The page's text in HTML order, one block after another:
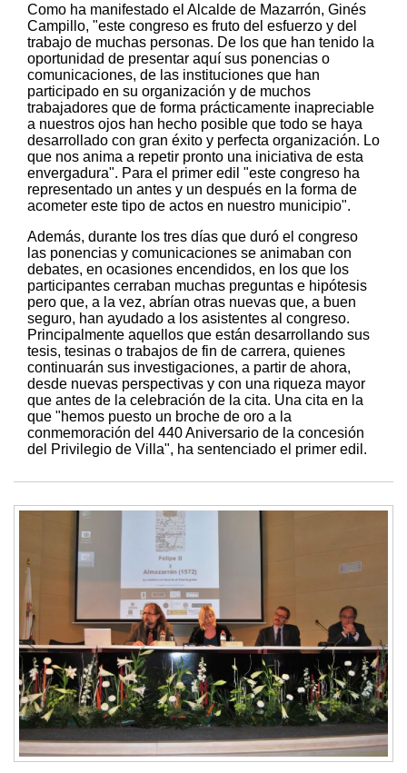
Como ha manifestado el Alcalde de Mazarrón, Ginés
Campillo, "este congreso es fruto del esfuerzo y del
trabajo de muchas personas. De los que han tenido la
oportunidad de presentar aquí sus ponencias o
comunicaciones, de las instituciones que han
participado en su organización y de muchos
trabajadores que de forma prácticamente inapreciable
a nuestros ojos han hecho posible que todo se haya
desarrollado con gran éxito y perfecta organización. Lo
que nos anima a repetir pronto una iniciativa de esta
envergadura". Para el primer edil "este congreso ha
representado un antes y un después en la forma de
acometer este tipo de actos en nuestro municipio".
Además, durante los tres días que duró el congreso
las ponencias y comunicaciones se animaban con
debates, en ocasiones encendidos, en los que los
participantes cerraban muchas preguntas e hipótesis
pero que, a la vez, abrían otras nuevas que, a buen
seguro, han ayudado a los asistentes al congreso.
Principalmente aquellos que están desarrollando sus
tesis, tesinas o trabajos de fin de carrera, quienes
continuarán sus investigaciones, a partir de ahora,
desde nuevas perspectivas y con una riqueza mayor
que antes de la celebración de la cita. Una cita en la
que "hemos puesto un broche de oro a la
conmemoración del 440 Aniversario de la concesión
del Privilegio de Villa", ha sentenciado el primer edil.